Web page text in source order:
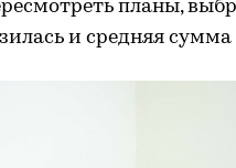
планы,
и средняя